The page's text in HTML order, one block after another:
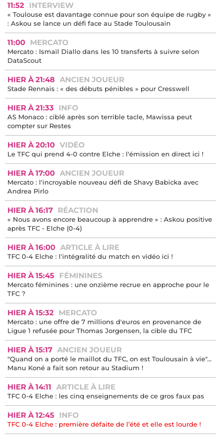
11:52 INTERVIEW
« Toulouse est davantage connue pour son équipe de rugby »
: Askou se lance un défi face au Stade Toulousain
11:00 MERCATO
Mercato : Ismaïl Diallo dans les 10 transferts à suivre selon
DataScout
HIER À 21:48 ANCIEN JOUEUR
Stade Rennais : « des débuts pénibles » pour Cresswell
HIER À 21:33 INFO
AS Monaco : ciblé après son terrible tacle, Mawissa peut
compter sur Restes
HIER À 20:10 VIDÉO
Le TFC qui prend 4-0 contre Elche : l'émission en direct ici !
HIER À 17:00 ANCIEN JOUEUR
Mercato : l'incroyable nouveau défi de Shavy Babicka avec
Andrea Pirlo
HIER À 16:17 RÉACTION
« Nous avons encore beaucoup à apprendre » : Askou positive
après TFC - Elche (0-4)
HIER À 16:00 ARTICLE À LIRE
TFC 0-4 Elche : l'intégralité du match en vidéo ici !
HIER À 15:45 FÉMININES
Mercato féminines : une onzième recrue en approche pour le
TFC ?
HIER À 15:32 MERCATO
Mercato : une offre de 7 millions d'euros en provenance de
Ligue 1 refusée pour Thomas Jorgensen, la cible du TFC
HIER À 15:17 ANCIEN JOUEUR
"Quand on a porté le maillot du TFC, on est Toulousain à vie"...
Manu Koné a fait son retour au Stadium !
HIER À 14:11 ARTICLE À LIRE
TFC 0-4 Elche : les cinq enseignements de ce gros faux pas
HIER À 12:45 INFO
TFC 0-4 Elche : première défaite de l’été et elle est lourde !